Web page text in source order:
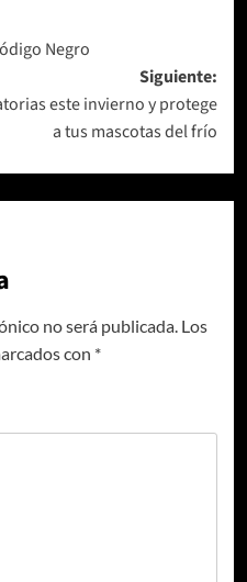
Negro
Siguiente:
este invierno y protege
a tus mascotas del frío
no será publicada. Los
con *